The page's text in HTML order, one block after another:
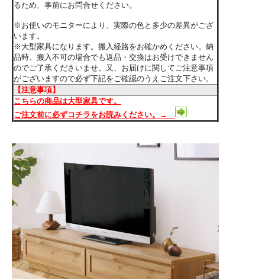
るため、事前にお問合せください。
※お使いのモニターにより、実際の色と多少の差異がござ
います。
※大型家具になります。搬入経路をお確かめください。納
品時、搬入不可の場合でも返品・交換はお受けできません
のでご了承くださいませ。又、お届けに関してご注意事項
がございますので必ず下記をご確認のうえご注文下さい。
【注意事項】
こちらの商品は大型家具です。
ご注文前に必ずコチラをお読みください。→